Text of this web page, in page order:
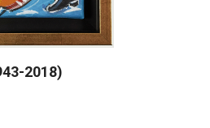
2018)